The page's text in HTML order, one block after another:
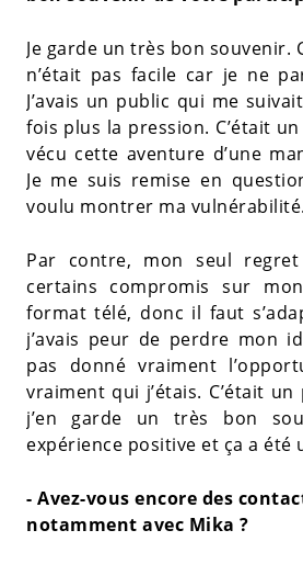
Je garde un très bon souvenir.
n’était pas facile car je ne
J’avais un public qui me
fois plus la pression. C’était
vécu cette aventure d’une
Je me suis remise en
voulu montrer ma vulnérabilité.
Par contre, mon seul regret
certains compromis sur
format télé, donc il faut
j’avais peur de perdre mon
pas donné vraiment
vraiment qui j’étais. C’était
j’en garde un très bon
expérience positive et ça a été
- Avez-vous encore des
notamment avec Mika ?